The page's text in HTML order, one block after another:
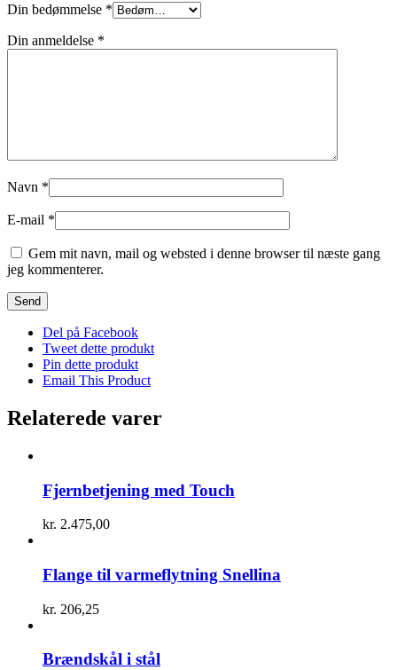
Din bedømmelse *
Din anmeldelse *
Navn *
E-mail *
Gem mit navn, mail og websted i denne browser til næste gang
jeg kommenterer.
Del på Facebook
Tweet dette produkt
Pin dette produkt
Email This Product
Relaterede varer
Fjernbetjening med Touch
kr. 2.475,00
Flange til varmeflytning Snellina
kr. 206,25
Brændskål i stål